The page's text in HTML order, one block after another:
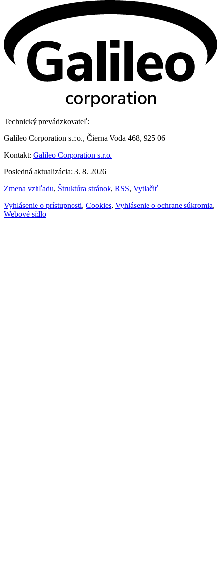
Technický prevádzkovateľ:
Galileo Corporation s.r.o., Čierna Voda 468, 925 06
Kontakt: Galileo Corporation s.r.o.
Posledná aktualizácia: 3. 8. 2026
Zmena vzhľadu, Štruktúra stránok, RSS, Vytlačiť
Vyhlásenie o prístupnosti, Cookies, Vyhlásenie o ochrane súkromia,
Webové sídlo